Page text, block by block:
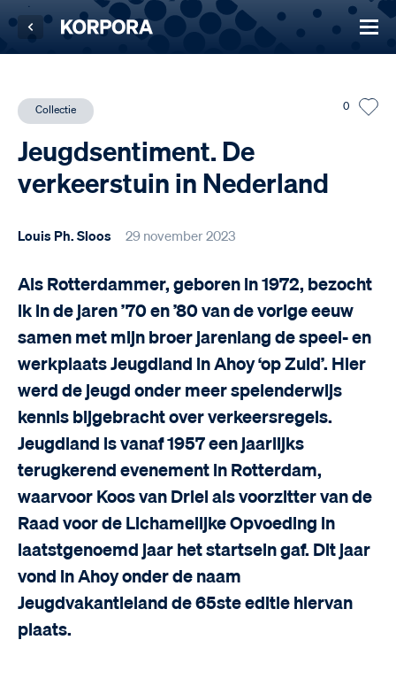
Collectie 0
Jeugdsentiment. De
verkeerstuin in Nederland
Louis Ph. Sloos 29 november 2023
Als Rotterdammer, geboren in 1972, bezocht
ik in de jaren ’70 en ’80 van de vorige eeuw
samen met mijn broer jarenlang de speel- en
werkplaats Jeugdland in Ahoy ‘op Zuid’. Hier
werd de jeugd onder meer spelenderwijs
kennis bijgebracht over verkeersregels.
Jeugdland is vanaf 1957 een jaarlijks
terugkerend evenement in Rotterdam,
waarvoor Koos van Driel als voorzitter van de
Raad voor de Lichamelijke Opvoeding in
laatstgenoemd jaar het startsein gaf. Dit jaar
vond in Ahoy onder de naam
Jeugdvakantieland de 65ste editie hiervan
plaats.